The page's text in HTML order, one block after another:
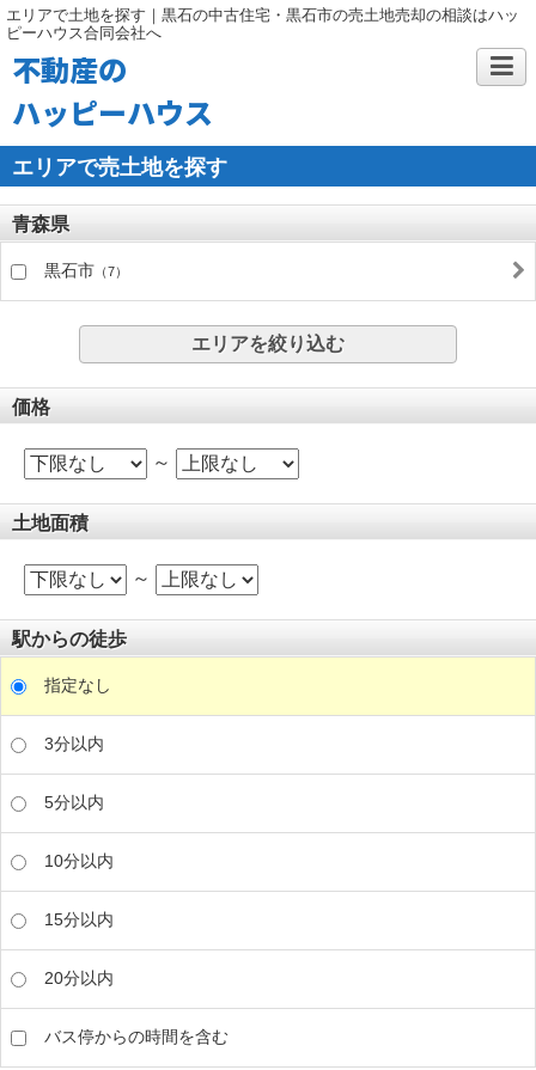
エリアで土地を探す｜黒石の中古住宅・黒石市の売土地売却の相談はハッ
ピーハウス合同会社へ
不動産の
ハッピーハウス
エリアで売土地を探す
青森県
黒石市 （7）
エリアを絞り込む
価格
～
土地面積
～
駅からの徒歩
指定なし
3分以内
5分以内
10分以内
15分以内
20分以内
バス停からの時間を含む